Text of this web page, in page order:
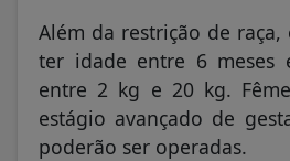
Além da restrição de raça,
ter idade entre 6 meses
entre 2 kg e 20 kg.
estágio avançado de
poderão ser operadas.